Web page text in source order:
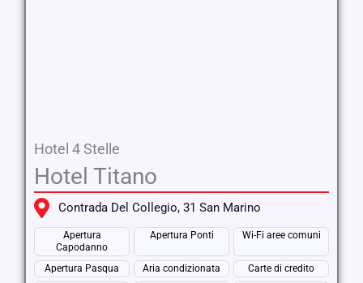
Hotel 4 Stelle
Hotel Titano
Contrada Del Collegio, 31 San Marino
Apertura
Capodanno
Apertura Ponti Wi-Fi aree comuni
Apertura Pasqua Aria condizionata
Carte di credito